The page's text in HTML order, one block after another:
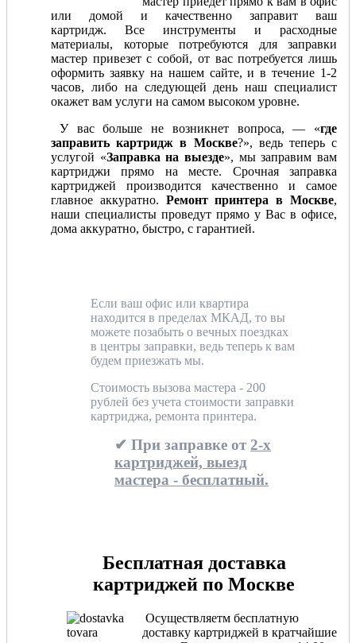
или домой и качественно заправит ваш
картридж. Все инструменты и расходные
материалы, которые потребуются для заправки
мастер привезет с собой, от вас потребуется лишь
оформить заявку на нашем сайте, и в течение 1-2
часов, либо на следующей день наш специалист
окажет вам услуги на самом высоком уровне.
У вас больше не возникнет вопроса, — «где
заправить картридж в Москве?», ведь теперь с
услугой «Заправка на выезде», мы заправим вам
картриджи прямо на месте. Срочная заправка
картриджей производится качественно и самое
главное аккуратно. Ремонт принтера в Москве,
наши специалисты проведут прямо у Вас в офисе,
дома аккуратно, быстро, с гарантией.
Если ваш офис или квартира
находится в пределах МКАД, то вы
можете позабыть о вечных поездках
в центры заправки, ведь теперь к вам
будем приезжать мы.
Стоимость вызова мастера - 200
рублей без учета стоимости заправки
картриджа, ремонта принтера.
✔ При заправке от 2-х
картриджей, выезд
мастера - бесплатный.
Бесплатная доставка
картриджей по Москве
Осуществляетм бесплатную
доставку картриджей в кратчайшие